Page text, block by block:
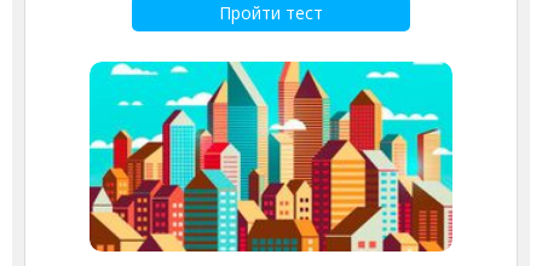
Пройти тест